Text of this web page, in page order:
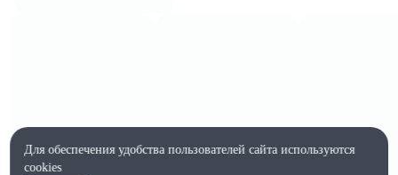
Для обеспечения удобства пользователей сайта используются
cookies